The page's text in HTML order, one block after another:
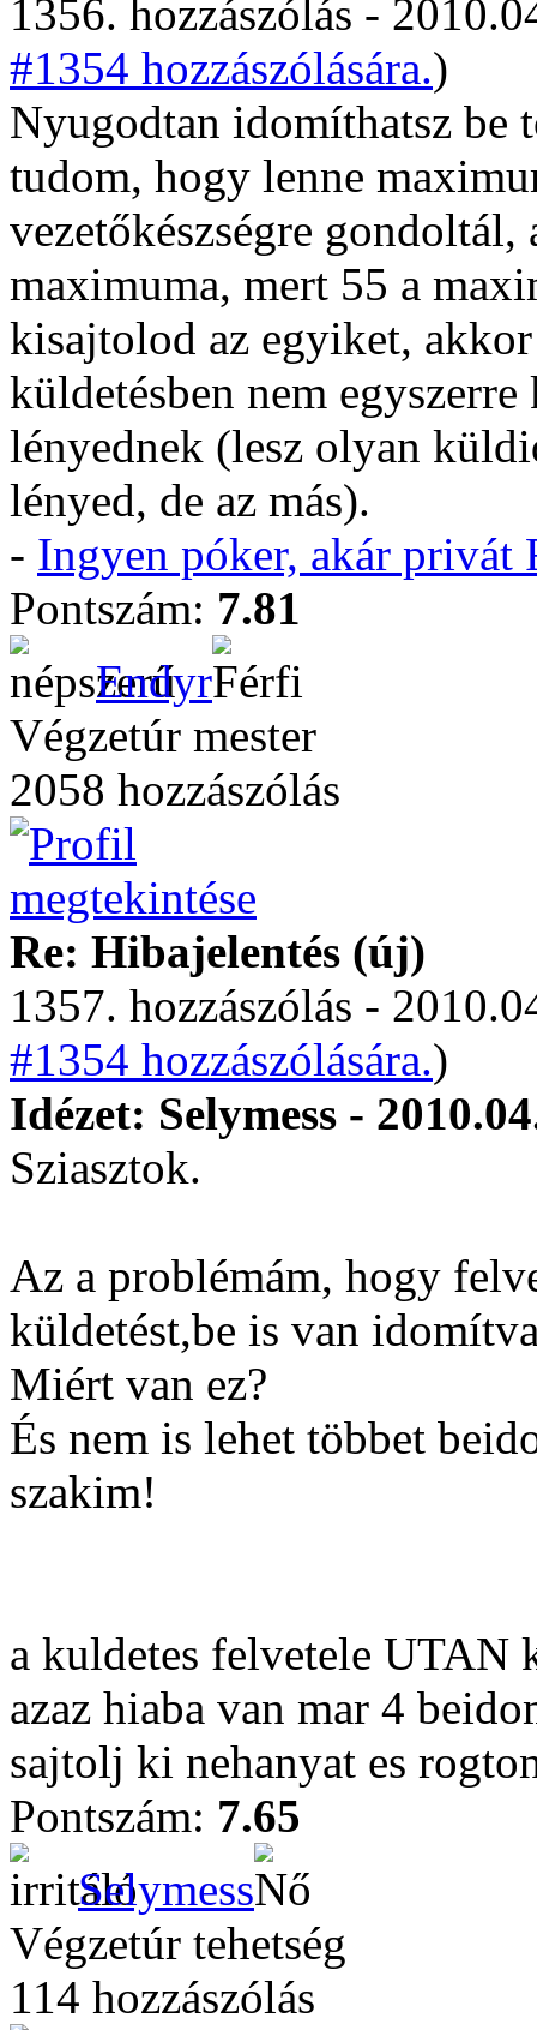
1356. hozzászólás -
#1354 hozzászólására.)
Nyugodtan idomíthatsz be
tudom, hogy lenne
vezetőkészségre gondoltál,
maximuma, mert 55 a
kisajtolod az egyiket,
küldetésben nem
lényednek (lesz olyan
lényed, de az más).
- Ingyen póker, akár privát
Pontszám: 7.81
Endyr
Végzetúr mester
2058 hozzászólás
Re: Hibajelentés (új)
1357. hozzászólás -
#1354 hozzászólására.)
Idézet: Selymess -
Sziasztok.
Az a problémám, hogy
küldetést,be is van
Miért van ez?
És nem is lehet többet
szakim!
a kuldetes felvetele UTAN
azaz hiaba van mar 4
sajtolj ki nehanyat es
Pontszám: 7.65
Selymess
Végzetúr tehetség
114 hozzászólás